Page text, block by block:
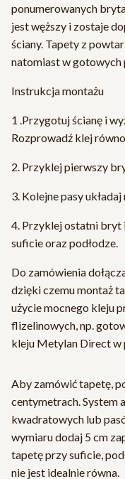
ponumerowanych
jest węższy i zostaje
ściany. Tapety z
natomiast w gotowych
Instrukcja montażu
1 .Przygotuj ścianę i
Rozprowadź klej
2. Przyklej pierwszy
3. Kolejne pasy
4. Przyklej ostatni bryt
suficie oraz podłodze.
Do zamówienia
dzięki czemu montaż
użycie mocnego kleju
flizelinowych, np.
kleju Metylan Direct w
Aby zamówić tapetę,
centymetrach. System
kwadratowych lub
wymiaru dodaj 5 cm
tapetę przy suficie,
nie jest idealnie równa.